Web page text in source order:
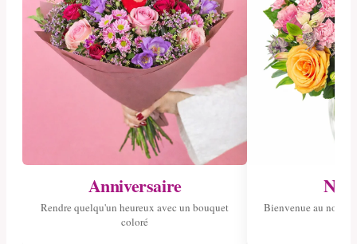
Anniversaire
Rendre quelqu'un heureux avec un bouquet
coloré
Bienvenue au